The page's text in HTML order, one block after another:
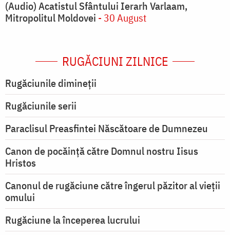
(Audio) Acatistul Sfântului Ierarh Varlaam,
Mitropolitul Moldovei - 30 August
RUGĂCIUNI ZILNICE
Rugăciunile dimineții
Rugăciunile serii
Paraclisul Preasfintei Născătoare de Dumnezeu
Canon de pocăință către Domnul nostru Iisus
Hristos
Canonul de rugăciune către îngerul păzitor al vieții
omului
Rugăciune la începerea lucrului